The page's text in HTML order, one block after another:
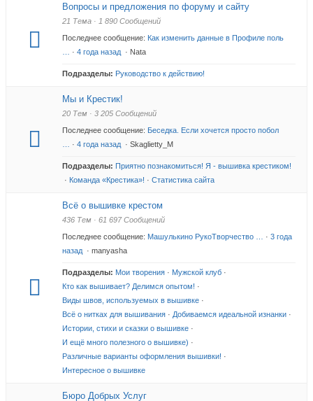
Вопросы и предложения по форуму и сайту
21 Тема · 1 890 Сообщений
Последнее сообщение: Как изменить данные в Профиле поль
· 4 года назад · Nata
Подразделы: Руководство к действию!
Мы и Крестик!
20 Тем · 3 205 Сообщений
Последнее сообщение: Беседка. Если хочется просто побол
· 4 года назад · Skaglietty_M
Подразделы: Приятно познакомиться! Я - вышивка крестиком!
· Команда «Крестика»! · Статистика сайта
Всё о вышивке крестом
436 Тем · 61 697 Сообщений
Последнее сообщение: Машулькино РукоТворчество … · 3 года
назад · manyasha
Подразделы: Мои творения · Мужской клуб ·
Кто как вышивает? Делимся опытом! ·
Виды швов, используемых в вышивке ·
Всё о нитках для вышивания · Добиваемся идеальной изнанки ·
Истории, стихи и сказки о вышивке ·
И ещё много полезного о вышивке) ·
Различные варианты оформления вышивки! ·
Интересное о вышивке
Бюро Добрых Услуг